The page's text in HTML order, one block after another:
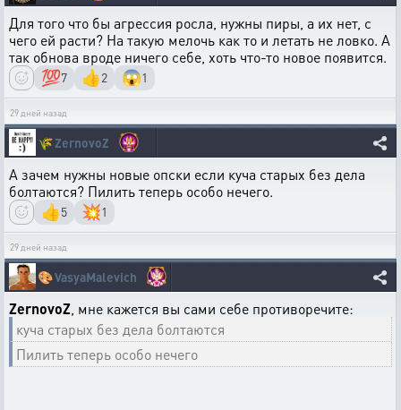
Для того что бы агрессия росла, нужны пиры, а их нет, с
чего ей расти? На такую мелочь как то и летать не ловко. А
так обнова вроде ничего себе, хоть что-то новое появится.
💯7 👍2 😱1
29 дней назад
🌾ZernovoZ
А зачем нужны новые опски если куча старых без дела
болтаются? Пилить теперь особо нечего.
👍5 💥1
29 дней назад
🎨VasyaMalevich
ZernovoZ , мне кажется вы сами себе противоречите:
куча старых без дела болтаются
Пилить теперь особо нечего